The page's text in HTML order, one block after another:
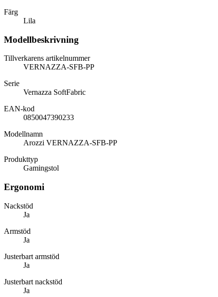
Färg
Lila
Modellbeskrivning
Tillverkarens artikelnummer
VERNAZZA-SFB-PP
Serie
Vernazza SoftFabric
EAN-kod
0850047390233
Modellnamn
Arozzi VERNAZZA-SFB-PP
Produkttyp
Gamingstol
Ergonomi
Nackstöd
Ja
Armstöd
Ja
Justerbart armstöd
Ja
Justerbart nackstöd
Ja